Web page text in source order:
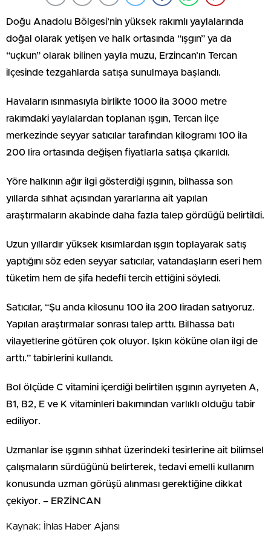
Doğu Anadolu Bölgesi’nin yüksek rakımlı yaylalarında
doğal olarak yetişen ve halk ortasında “ışgın” ya da
“uçkun” olarak bilinen yayla muzu, Erzincan’ın Tercan
ilçesinde tezgahlarda satışa sunulmaya başlandı.
Havaların ısınmasıyla birlikte 1000 ila 3000 metre
rakımdaki yaylalardan toplanan ışgın, Tercan ilçe
merkezinde seyyar satıcılar tarafından kilogramı 100 ila
200 lira ortasında değişen fiyatlarla satışa çıkarıldı.
Yöre halkının ağır ilgi gösterdiği ışgının, bilhassa son
yıllarda sıhhat açısından yararlarına ait yapılan
araştırmaların akabinde daha fazla talep gördüğü belirtildi.
Uzun yıllardır yüksek kısımlardan ışgın toplayarak satış
yaptığını söz eden seyyar satıcılar, vatandaşların eseri hem
tüketim hem de şifa hedefli tercih ettiğini söyledi.
Satıcılar, “Şu anda kilosunu 100 ila 200 liradan satıyoruz.
Yapılan araştırmalar sonrası talep arttı. Bilhassa batı
vilayetlerine götüren çok oluyor. Işkın köküne olan ilgi de
arttı.” tabirlerini kullandı.
Bol ölçüde C vitamini içerdiği belirtilen ışgının ayrıyeten A,
B1, B2, E ve K vitaminleri bakımından varlıklı olduğu tabir
ediliyor.
Uzmanlar ise ışgının sıhhat üzerindeki tesirlerine ait bilimsel
çalışmaların sürdüğünü belirterek, tedavi emelli kullanım
konusunda uzman görüşü alınması gerektiğine dikkat
çekiyor. – ERZİNCAN
Kaynak: İhlas Haber Ajansı